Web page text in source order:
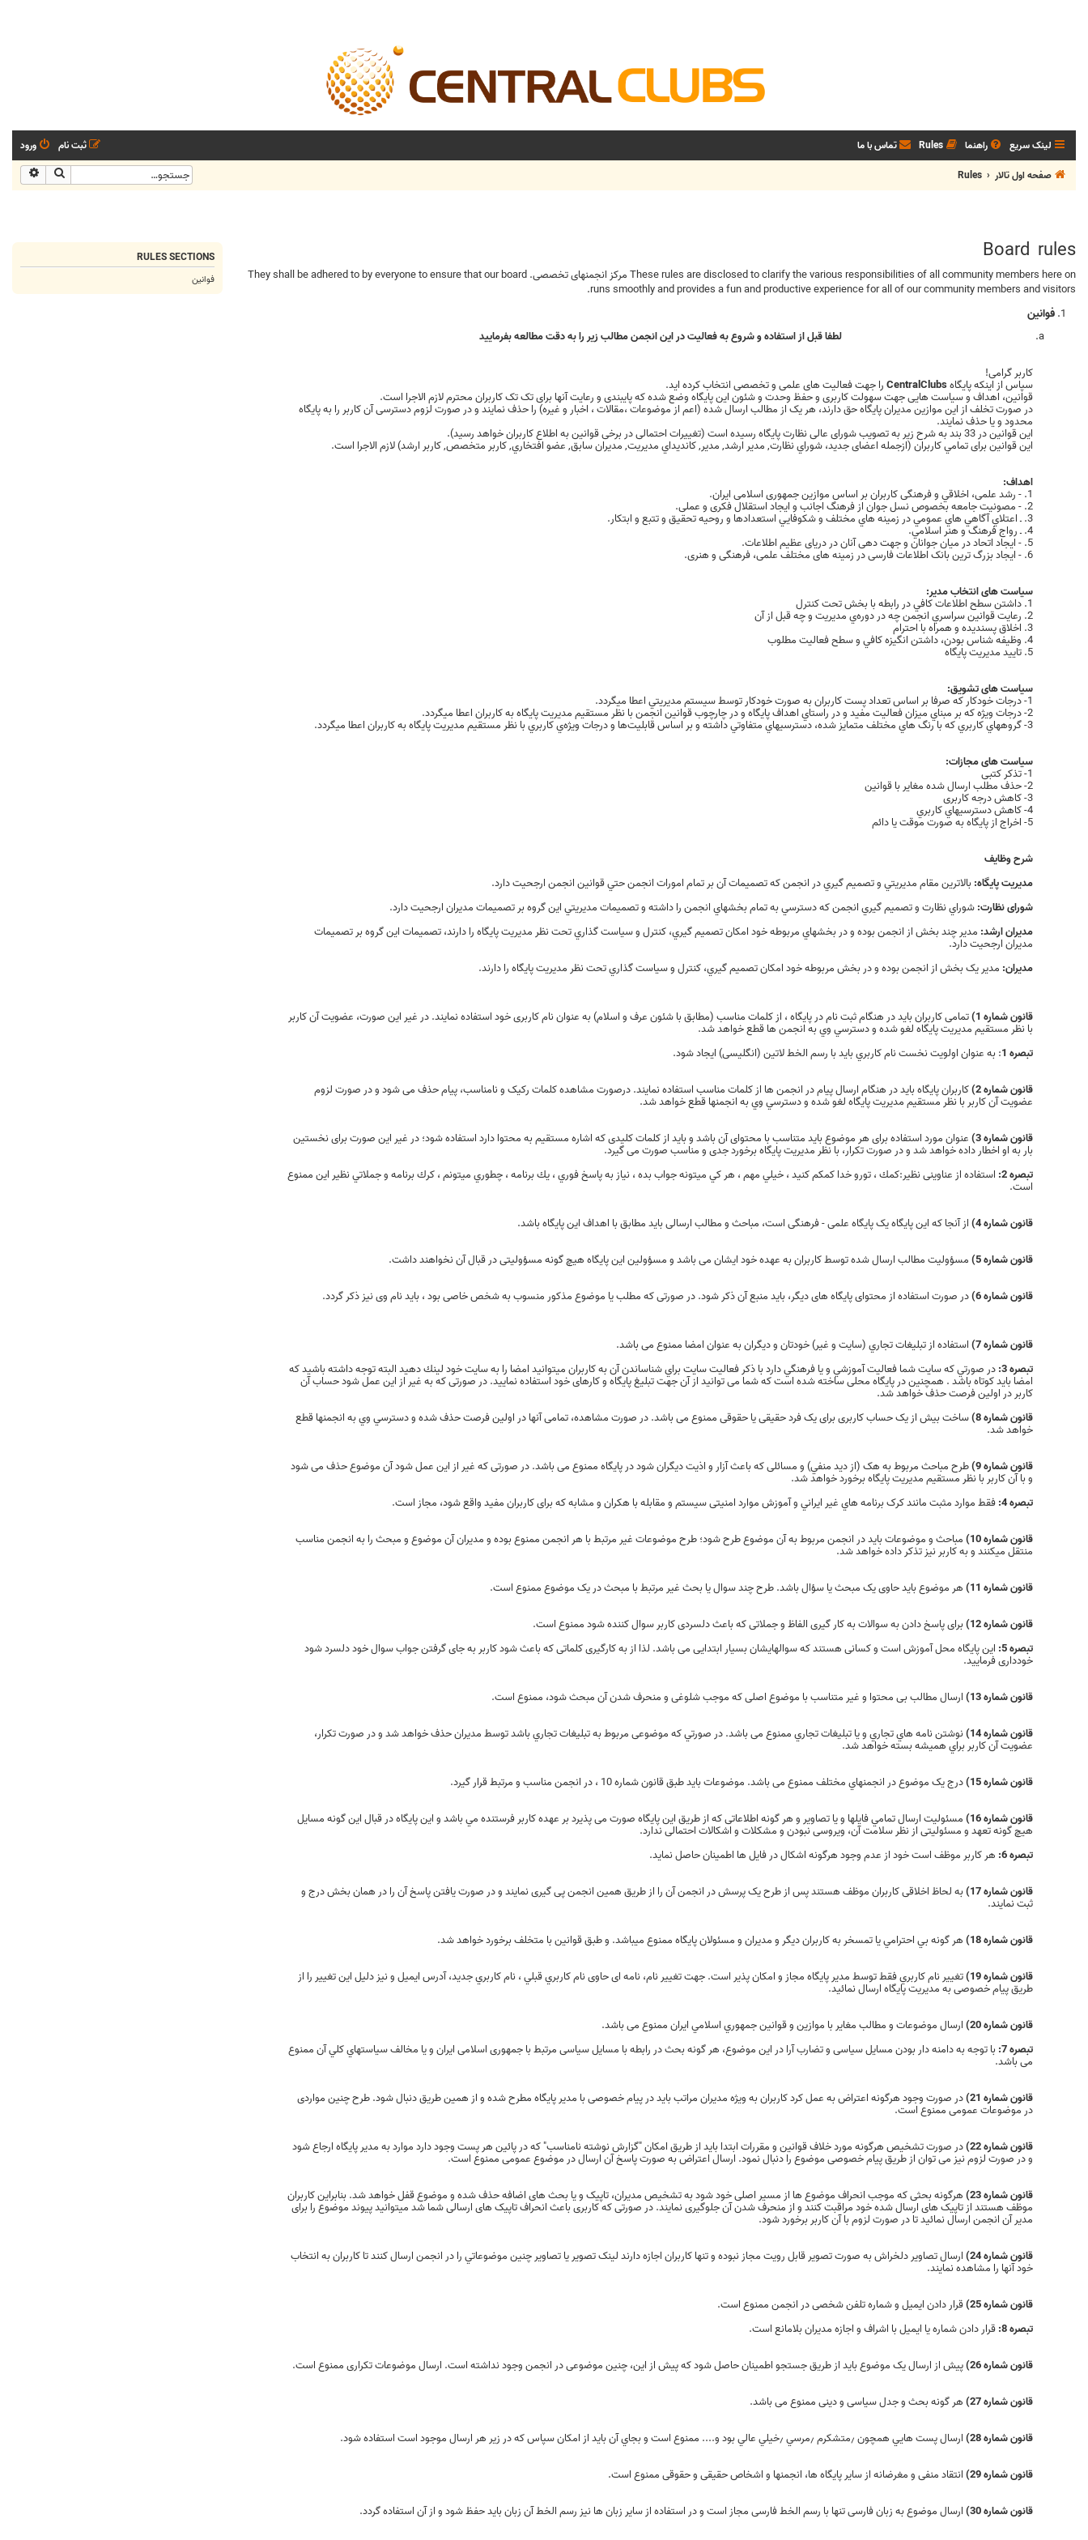
لینک سریع راهنما Rules تماس با ما ورود
ثبت نام
صفحه اول تالار
Rules جستجو
RULES SECTIONS
فوانین
Board rules
These rules are disclosed to clarify the various responsibilities of all community members here on مرکز انجمنهای تخصصی. They shall be adhered to by everyone to ensure that our board
runs smoothly and provides a fun and productive experience for all of our community members and visitors.
فوانین
لطفا قبل از استفاده و شروع به فعاليت در اين انجمن مطالب زير را به دقت مطالعه بفرماييد
کاربر گرامی!
سپاس از اینکه پایگاهCentralClubsرا جهت فعالیت های علمی و تخصصی انتخاب کرده اید.
قوانین، اهداف و سیاست هایی جهت سهولت کاربری و حفظ وحدت و شئون این پایگاه وضع شده که پایبندی و رعایت آنها برای تک تک کاربران محترم لازم الاجرا است.
در صورت تخلف از این موازین مدیران پایگاه حق دارند، هر یک از مطالب ارسال شده (اعم از موضوعات ،مقالات ، اخبار و غیره) را حذف نمایند و در صورت لزوم دسترسی آن کاربر را به پایگاه
محدود و یا حذف نمایند.
این قوانین در 33 بند به شرح زیر به تصویب شورای عالی نظارت پایگاه رسیده است (تغییرات احتمالی در برخی قوانین به اطلاع کاربران خواهد رسید).
این قوانین برای تمامي كاربران (ازجمله اعضای جدید، شوراي نظارت, مدير ارشد, مدير, کانديداي مديريت, مديران سابق, عضو افتخاري, کاربر متخصص, کاربر ارشد) لازم الاجرا است.
اهداف:
1. - رشد علمی، اخلاقي و فرهنگی کاربران بر اساس موازین جمهوری اسلامی ایران.
2. - مصونيت جامعه بخصوص نسل جوان از فرهنگ اجانب و ایجاد استقلال فکری و عملی.
3. ـ اعتلاي آگاهي هاي عمومي در زمينه هاي مختلف و شكوفايي استعدادها و روحيه تحقيق و تتبع و ابتكار.
4. ـ رواج فرهنگ و هنر اسلامي.
5. - ایجاد اتحاد در میان جوانان و جهت دهی آنان در دریای عظیم اطلاعات.
6. - ایجاد بزرگ ترین بانک اطلاعات فارسی در زمینه های مختلف علمی، فرهنگی و هنری.
سیاست های انتخاب مدیر:
1. داشتن سطح اطلاعات کافي در رابطه با بخش تحت کنترل
2. رعايت قوانين سراسري انجمن چه در دوره‌ي مديريت و چه قبل از آن
3. اخلاق پسنديده و همراه با احترام
4. وظيفه شناس بودن، داشتن انگيزه کافي و سطح فعاليت مطلوب
5. تاييد مديريت پايگاه
سیاست های تشویق:
1- درجات خودکار که صرفا بر اساس تعداد پست کاربران به صورت خودکار توسط سيستم مديريتي اعطا ميگردد.
2- درجات ويژه که بر مبناي ميزان فعاليت مفيد و در راستاي اهداف پايگاه و در چارچوب قوانين انجمن با نظر مستقيم مديريت پايگاه به کاربران اعطا ميگردد.
3- گروههاي کاربري که با رنگ هاي مختلف متمايز شده، دسترسيهاي متفاوتي داشته و بر اساس قابليت‌ها و درجات ويژه‌ي کاربري با نظر مستقيم مديريت پايگاه به کاربران اعطا ميگردد.
سیاست های مجازات:
1- تذکر کتبی
2- حذف مطلب ارسال شده مغایر با قوانین
3- کاهش درجه کاربری
4- کاهش دسترسيهاي کاربري
5- اخراج از پایگاه به صورت موقت يا دائم
شرح وظایف
مدیريت پایگاه: بالاترين مقام مديريتي و تصميم گيري در انجمن که تصميمات آن بر تمام امورات انجمن حتي قوانين انجمن ارجحيت دارد.
شورای نظارت:شوراي نظارت و تصميم گيري انجمن که دسترسي به تمام بخشهاي انجمن را داشته و تصميمات مديريتي اين گروه بر تصميمات مديران ارجحيت دارد.
مدیران ارشد: مدير چند بخش از انجمن بوده و در بخشهاي مربوطه خود امکان تصميم گيري، کنترل و سياست گذاري تحت نظر مديريت پايگاه را دارند، تصميمات اين گروه بر تصميمات
مديران ارجحيت دارد.
مدیران: مدير يک بخش از انجمن بوده و در بخش مربوطه خود امکان تصميم گيري، کنترل و سياست گذاري تحت نظر مديريت پايگاه را دارند.
قانون شماره 1) تمامی کاربران باید در هنگام ثبت نام در پایگاه ، از کلمات مناسب (مطابق با شئون عرف و اسلام) به عنوان نام کاربری خود استفاده نمایند. در غیر این صورت، عضویت آن كاربر
با نظر مستقیم مدیریت پایگاه لغو شده و دسترسي وي به انجمن ها قطع خواهد شد.
تبصره 1 : به عنوان اولویت نخست نام كاربري باید با رسم الخط لاتین (انگلیسی) ایجاد شود.
قانون شماره 2) کاربران پایگاه باید در هنگام ارسال پیام در انجمن ها از کلمات مناسب استفاده نمایند. درصورت مشاهده کلمات رکیک و نامناسب، پیام حذف می شود و در صورت لزوم
عضویت آن كاربر با نظر مستقیم مدیریت پایگاه لغو شده و دسترسي وي به انجمنها قطع خواهد شد.
قانون شماره 3) عنوان مورد استفاده برای هر موضوع باید متناسب با محتوای آن باشد و باید از کلمات کلیدی که اشاره مستقیم به محتوا دارد استفاده شود؛ در غیر این صورت برای نخستین
بار به او اخطار داده خواهد شد و در صورت تکرار، با نظر مدیریت پایگاه برخورد جدی و مناسب صورت می گیرد.
تبصره 2:
استفاده از عناوینی نظیر:كمك ، تورو خدا كمكم كنيد ، خيلي مهم ، هر كي ميتونه جواب بده ، نياز به پاسخ فوري ، يك برنامه ، چطوري ميتونم ، كرك برنامه و جملاتي نظیر این ممنوع
است.
قانون شماره 4) از آنجا که این پایگاه یک پایگاه علمی - فرهنگی است، مباحث و مطالب ارسالی باید مطابق با اهداف این پایگاه باشد.
قانون شماره 5) مسؤولیت مطالب ارسال شده توسط کاربران به عهده خود ایشان می باشد و مسؤولین این پایگاه هیچ گونه مسؤولیتی در قبال آن نخواهند داشت.
قانون شماره 6) در صورت استفاده از محتوای پایگاه های دیگر، باید منبع آن ذکر شود. در صورتی که مطلب یا موضوع مذکور منسوب به شخص خاصی بود ، باید نام وی نیز ذکر گردد.
قانون شماره 7)
استفاده از تبلیغات تجاري (سايت و غير) خودتان و دیگران به عنوان امضا ممنوع می باشد.
تبصره 3:
در صورتي كه سايت شما فعاليت آموزشي و يا فرهنگي دارد با ذكر فعاليت سايت براي شناساندن آن به كاربران ميتوانيد امضا را به سايت خود لينك دهيد البته توجه داشته باشيد كه
امضا بايد كوتاه باشد . همچنين در پایگاه محلی ساخته شده است که شما می توانید از آن جهت تبلیغ پایگاه و کارهای خود استفاده نمایید. در صورتی که به غیر از این عمل شود حساب آن
کاربر در اولین فرصت حذف خواهد شد.
قانون شماره 8)
ساخت بیش از یک حساب کاربری برای یک فرد حقیقی یا حقوقی ممنوع می باشد. در صورت مشاهده، تمامی آنها در اولین فرصت حذف شده و دسترسي وي به انجمنها قطع
خواهد شد.
قانون شماره 9) طرح مباحث مربوط به هک (از ديد منفي) و مسائلی که باعث آزار و اذیت دیگران شود در پایگاه ممنوع می باشد. در صورتی که غیر از این عمل شود آن موضوع حذف می شود
و با آن کاربر با نظر مستقیم مدیریت پایگاه برخورد خواهد شد.
تبصره 4:
فقط موارد مثبت مانند کرک برنامه هاي غير ايراني و آموزش موارد امنیتی سیستم و مقابله با هكران و مشابه که برای کاربران مفید واقع شود، مجاز است.
قانون شماره 10) مباحث و موضوعات باید در انجمن مربوط به آن موضوع طرح شود؛ طرح موضوعات غیر مرتبط با هر انجمن ممنوع بوده و مدیران آن موضوع و مبحث را به انجمن مناسب
منتقل میکنند و به کاربر نیز تذکر داده خواهد شد.
قانون شماره 11) هر موضوع باید حاوی یک مبحث یا سؤال باشد. طرح چند سوال يا بحث غير مرتبط با مبحث در یک موضوع ممنوع است.
قانون شماره 12)
برای پاسخ دادن به سوالات به کار گیری الفاظ و جملاتی که باعث دلسردی کاربر سوال کننده شود ممنوع است.
تبصره 5:
این پایگاه محل آموزش است و کسانی هستند که سوالهایشان بسیار ابتدایی می باشد. لذا از به کارگیری کلماتی که باعث شود کاربر به جای گرفتن جواب سوال خود دلسرد شود
خودداری فرمایید.
قانون شماره 13) ارسال مطالب بی محتوا و غیر متناسب با موضوع اصلی که موجب شلوغی و منحرف شدن آن مبحث شود، ممنوع است.
قانون شماره 14) نوشتن نامه هاي تجاري و يا تبليغات تجاري ممنوع می باشد. در صورتي كه موضوعی مربوط به تبليغات تجاري باشد توسط مديران حذف خواهد شد و در صورت تكرار،
عضویت آن کاربر براي هميشه بسته خواهد شد.
قانون شماره 15) درج یک موضوع در انجمنهاي مختلف ممنوع می باشد. موضوعات باید طبق قانون شماره 10 ، در انجمن مناسب و مرتبط قرار گیرد.
قانون شماره 16) مسئوليت ارسال تمامي فايلها و يا تصاوير و هر گونه اطلاعاتی كه از طريق این پایگاه صورت می پذیرد بر عهده كاربر فرستنده مي باشد و این پایگاه در قبال اين گونه مسايل
هيچ گونه تعهد و مسئولیتی از نظر سلامت آن، ویروسی نبودن و مشکلات و اشکالات احتمالی ندارد.
تبصره 6:
هر کاربر موظف است خود از عدم وجود هرگونه اشکال در فایل ها اطمینان حاصل نماید.
قانون شماره 17) به لحاظ اخلاقی کاربران موظف هستند پس از طرح یک پرسش در انجمن آن را از طریق همین انجمن پی گیری نمایند و در صورت یافتن پاسخ آن را در همان بخش درج و
ثبت نمایند.
قانون شماره 18) هر گونه بي احترامي یا تمسخر به كاربران ديگر و مديران و مسئولان پایگاه ممنوع میباشد. و طبق قوانین با متخلف برخورد خواهد شد.
قانون شماره 19) تغيير نام كاربري فقط توسط مدير پايگاه مجاز و امکان پذیر است. جهت تغییر نام، نامه ای حاوی نام كاربري قبلي ، نام كاربري جديد، آدرس ايميل و نیز دلیل این تغییر را از
طریق پیام خصوصی به مدیریت پایگاه ارسال نمائید.
قانون شماره 20)
ارسال موضوعات و مطالب مغایر با موازین و قوانين جمهوري اسلامي ایران ممنوع می باشد.
تبصره 7:
با توجه به دامنه دار بودن مسایل سیاسی و تضارب آرا در این موضوع، هر گونه بحث در رابطه با مسایل سیاسی مرتبط با جمهوری اسلامی ایران و يا مخالف سياستهاي کلي آن ممنوع
می باشد.
قانون شماره 21) در صورت وجود هرگونه اعتراض به عمل کرد کاربران به ویژه مدیران مراتب باید در پیام خصوصی با مدیر پایگاه مطرح شده و از همین طریق دنبال شود. طرح چنین مواردی
در موضوعات عمومی ممنوع است.
قانون شماره 22) در صورت تشخیص هرگونه مورد خلاف قوانین و مقررات ابتدا باید از طریق امکان "گزارش نوشته نامناسب" که در پائین هر پست وجود دارد موارد به مدیر پایگاه ارجاع شود
و در صورت لزوم نیز می توان از طریق پیام خصوصی موضوع را دنبال نمود. ارسال اعتراض به صورت پاسخ آن ارسال در موضوع عمومی ممنوع است.
قانون شماره 23) هرگونه بحثی‌ که موجب انحراف موضوع ها از مسیر اصلی‌ خود شود به تشخیص مدیران، تاپیک و یا بحث های اضافه حذف شده و موضوع قفل خواهد شد. بنابراین کاربران
موظف هستند از تاپیک های ارسال شده خود مراقبت کنند و از منحرف شدن آن جلوگیری نمایند. در صورتی‌ که کاربری باعث انحراف تاپیک های ارسالی‌ شما شد میتوانید پیوند موضوع را برای
مدیر آن انجمن ارسال نمائید تا در صورت لزوم با آن کاربر برخورد شود.
قانون شماره 24) ارسال تصاوير دلخراش به صورت تصوير قابل رويت مجاز نبوده و تنها کاربران اجازه دارند لينک تصوير يا تصاوير چنين موضوعاتي را در انجمن ارسال کنند تا کاربران به انتخاب
خود آنها را مشاهده نمايند.
قانون شماره 25)
قرار دادن ايميل و ‌شماره تلفن شخصی در انجمن ممنوع است.
تبصره 8:
قرار دادن شماره یا ایمیل با اشراف و اجازه مدیران بلامانع است.
قانون شماره 26) پیش از ارسال یک موضوع باید از طریق جستجو اطمینان حاصل شود که پیش از این، چنین موضوعی در انجمن وجود نداشته است. ارسال موضوعات تکراری ممنوع است.
قانون شماره 27) هر گونه بحث و جدل سیاسی و دینی ممنوع می باشد.
قانون شماره 28) ارسال پست هايي همچون ٫‌متشكرم ٫‌مرسي ٫‌خيلي عالي بود و.... ممنوع است و بجاي آن باید از امکان سپاس که در زیر هر ارسال موجود است استفاده شود.
قانون شماره 29) انتقاد منفی و مغرضانه از ساير پایگاه ها، انجمنها و اشخاص حقیقی و حقوقی ممنوع است.
قانون شماره 30) ارسال موضوع به زبان فارسی تنها با رسم الخط فارسی مجاز است و در استفاده از سایر زبان ها نیز رسم الخط آن زبان باید حفظ شود و از آن استفاده گردد.